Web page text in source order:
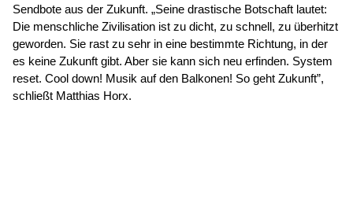
Sendbote aus der Zukunft. „Seine drastische Botschaft lautet:
Die menschliche Zivilisation ist zu dicht, zu schnell, zu überhitzt
geworden. Sie rast zu sehr in eine bestimmte Richtung, in der
es keine Zukunft gibt. Aber sie kann sich neu erfinden. System
reset. Cool down! Musik auf den Balkonen! So geht Zukunft”,
schließt Matthias Horx.